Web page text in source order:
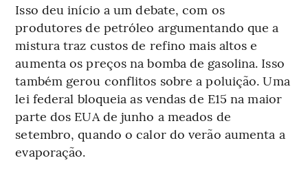
Isso deu início a um debate, com os
produtores de petróleo argumentando que a
mistura traz custos de refino mais altos e
aumenta os preços na bomba de gasolina. Isso
também gerou conflitos sobre a poluição. Uma
lei federal bloqueia as vendas de E15 na maior
parte dos EUA de junho a meados de
setembro, quando o calor do verão aumenta a
evaporação.